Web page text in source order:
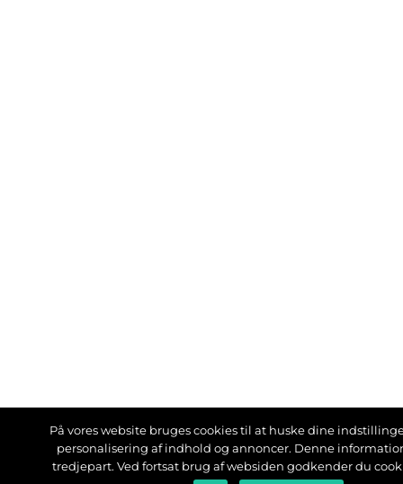
På vores website bruges cookies til at huske dine
personalisering af indhold og annoncer. Denne
tredjepart. Ved fortsat brug af websiden godkender du